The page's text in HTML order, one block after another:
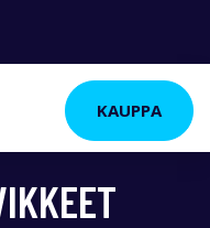
KAUPPA